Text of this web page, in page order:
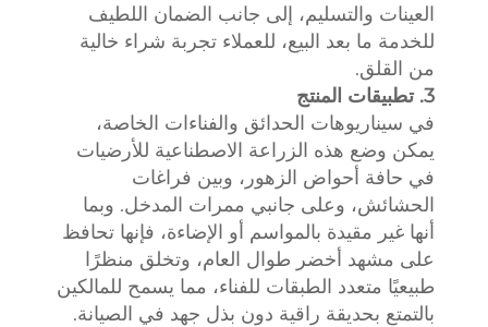
العينات والتسليم، إلى جانب الضمان اللطيف
للخدمة ما بعد البيع، للعملاء تجربة شراء خالية
من القلق.
3. تطبيقات المنتج
في سيناريوهات الحدائق والفناءات الخاصة،
يمكن وضع هذه الزراعة الاصطناعية للأرضيات
في حافة أحواض الزهور، وبين فراغات
الحشائش، وعلى جانبي ممرات المدخل. وبما
أنها غير مقيدة بالمواسم أو الإضاءة، فإنها تحافظ
على مشهد أخضر طوال العام، وتخلق منظرًا
طبيعيًا متعدد الطبقات للفناء، مما يسمح للمالكين
بالتمتع بحديقة راقية دون بذل جهد في الصيانة.